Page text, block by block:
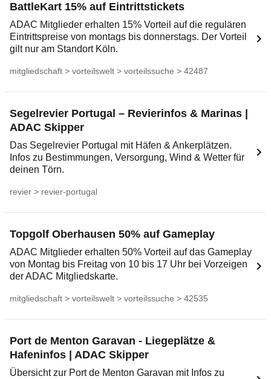
BattleKart 15% auf Eintrittstickets
ADAC Mitglieder erhalten 15% Vorteil auf die regulären
Eintrittspreise von montags bis donnerstags. Der Vorteil
gilt nur am Standort Köln.
mitgliedschaft > vorteilswelt > vorteilssuche > 42487
Segelrevier Portugal – Revierinfos & Marinas |
ADAC Skipper
Das Segelrevier Portugal mit Häfen & Ankerplätzen.
Infos zu Bestimmungen, Versorgung, Wind & Wetter für
deinen Törn.
revier > revier-portugal
Topgolf Oberhausen 50% auf Gameplay
ADAC Mitglieder erhalten 50% Vorteil auf das Gameplay
von Montag bis Freitag von 10 bis 17 Uhr bei Vorzeigen
der ADAC Mitgliedskarte.
mitgliedschaft > vorteilswelt > vorteilssuche > 42535
Port de Menton Garavan - Liegeplätze &
Hafeninfos | ADAC Skipper
Übersicht zur Port de Menton Garavan mit Infos zu